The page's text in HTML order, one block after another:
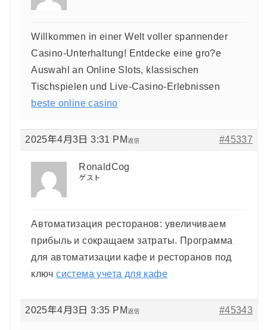
Willkommen in einer Welt voller spannender
Casino-Unterhaltung! Entdecke eine gro?e
Auswahl an Online Slots, klassischen
Tischspielen und Live-Casino-Erlebnissen
beste online casino
2025年4月3日 3:31 PM #45337
返信
RonaldCog
ゲスト
Автоматизация ресторанов: увеличиваем
прибыль и сокращаем затраты. Программа
для автоматизации кафе и ресторанов под
ключсистема учета для кафе
2025年4月3日 3:35 PM #45343
返信